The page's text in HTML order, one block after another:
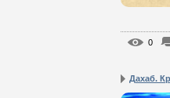
0
Дахаб.